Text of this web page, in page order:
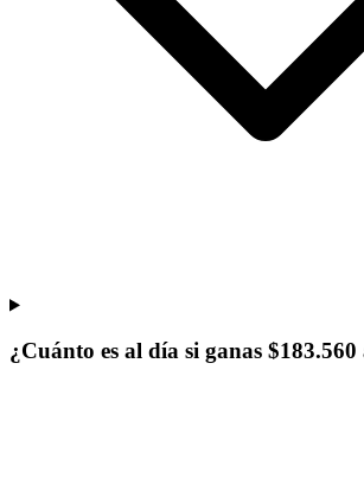
¿Cuánto es al día si ganas $183.560